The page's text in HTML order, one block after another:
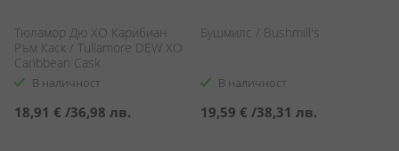
Тюламор Дю XO Карибиан
Ръм Каск / Tullamore DEW XO
Caribbean Cask
В наличност
18,91 € /36,98 лв.
Бушмилс / Bushmill's
В наличност
19,59 € /38,31 лв.